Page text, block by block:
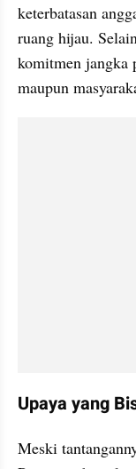
keterbatasan
ruang hijau.
komitmen jangka
maupun
Upaya yang
Meski